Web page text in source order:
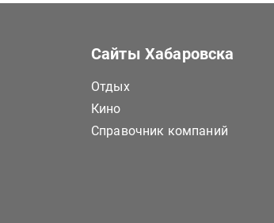
Сайты Хабаровска
Отдых
Кино
Справочник компаний